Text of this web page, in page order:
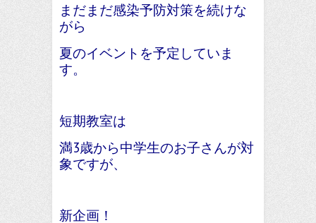
まだまだ感染予防対策を続けな
がら
夏のイベントを予定していま
す。
短期教室は
満3歳から中学生のお子さんが対
象ですが、
新企画！